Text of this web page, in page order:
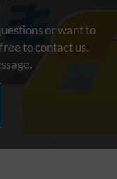
or want to
to contact us.